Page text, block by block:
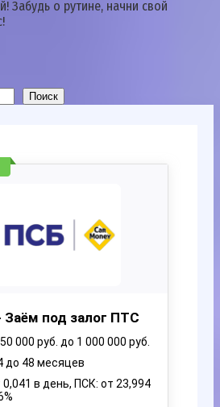
Забудь о рутине, начни свой
Поиск